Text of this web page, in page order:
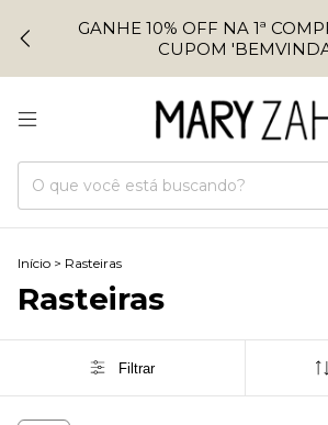
GANHE 10% OFF NA 1ª
CUPOM
Início > Rasteiras
Rasteiras
Filtrar